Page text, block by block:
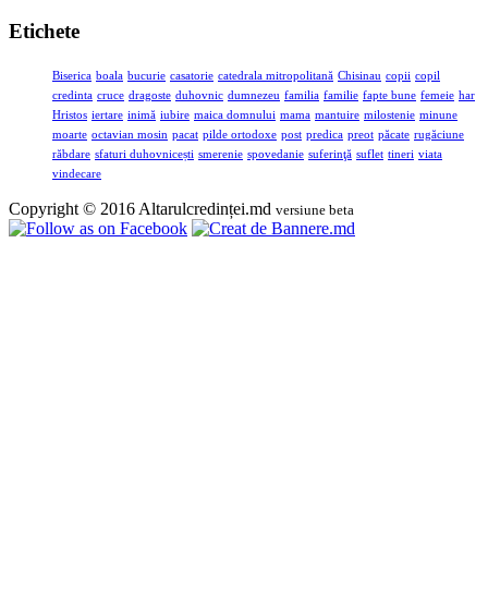
Etichete
Biserica boala bucurie casatorie catedrala mitropolitană Chisinau copii copil
credinta cruce dragoste duhovnic dumnezeu familia familie fapte bune femeie har
Hristos iertare inimă iubire maica domnului mama mantuire milostenie minune
moarte octavian mosin pacat pilde ortodoxe post predica preot păcate rugăciune
răbdare sfaturi duhovnicești smerenie spovedanie suferinţă suflet tineri viata
vindecare
Copyright © 2016 Altarulcredinței.md versiune beta